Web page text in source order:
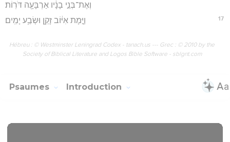
וְאֶת־בְּנֵ֣י בָנָ֔יו אַרְבָּעָ֖ה דֹּרֽוֹת׃
17 וַיָּ֣מָת אִיּ֔וֹב זָקֵ֖ן וּשְׂבַ֥ע יָמִֽים׃
Hébreu : © Westminster Leningrad Codex - tanach.us --- Grec : © 2010 by the
Society of Biblical Literature and Logos Bible Software - sblgnt.com
Psaumes Introduction